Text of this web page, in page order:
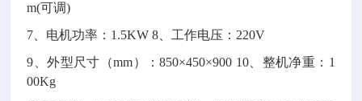
m(可调)
7 、电机功率：1.5KW 8、工作电压：220V
9 、外型尺寸（mm）：850×450×900 10、整机净重：1
00Kg